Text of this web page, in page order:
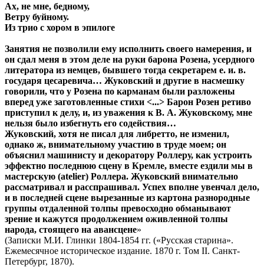
Ах, не мне, бедному,
Ветру буйному.
Из трио с хором в эпилоге
Занятия не позволили ему исполнить своего намерения, и
он сдал меня в этом деле на руки барона Розена, усердного
литератора из немцев, бывшего тогда секретарем е. и. в.
государя цесаревича… Жуковский и другие в насмешку
говорили, что у Розена по карманам были разложены
вперед уже заготовленные стихи <...> Барон Розен ретиво
приступил к делу, и, из уважения к В. А. Жуковскому, мне
нельзя было избегнуть его содействия…
Жуковский, хотя не писал для либретто, не изменил,
однако ж, внимательному участию в труде моем; он
объяснил машинисту и декоратору Роллеру, как устроить
эффектно последнюю сцену в Кремле, вместе ездили мы в
мастерскую (atelier) Роллера. Жуковский внимательно
рассматривал и расспрашивал. Успех вполне увенчал дело,
и в последней сцене вырезанные из картона разнородные
группы отдаленной толпы превосходно обманывают
зрение и кажутся продолжением оживленной толпы
народа, стоящего на авансцене»
(Записки М.И. Глинки 1804-1854 гг. («Русская старина».
Ежемесячное историческое издание. 1870 г. Том II. Санкт-
Петербург, 1870).